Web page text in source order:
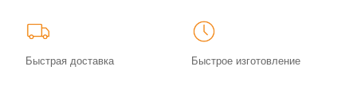
Быстрая доставка Быстрое изготовление